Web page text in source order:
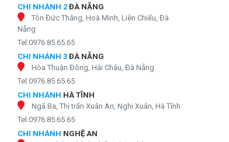
CHI NHÁNH 2 ĐÀ NẴNG
Tôn Đức Thắng, Hoà Minh, Liên Chiểu, Đà
Nẵng
Tel:0976.85.65.65
CHI NHÁNH 3 ĐÀ NẴNG
Hòa Thuận Đông, Hải Châu, Đà Nẵng
Tel:0976.85.65.65
CHI NHÁNH HÀ TĨNH
Ngã Ba, Thị trấn Xuân An, Nghi Xuân, Hà Tĩnh
Tel:0976.85.65.65
CHI NHÁNH NGHỆ AN